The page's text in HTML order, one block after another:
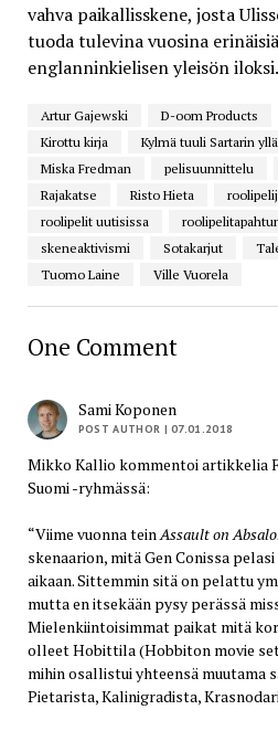
vahva paikallisskene, josta
tuoda tulevina vuosina
englanninkielisen yleisön iloksi.
Artur Gajewski D-oom Products
Kirottu kirja
Kylmä tuuli Sartarin yllä
Miska Fredman
pelisuunnittelu
Rajakatse
Risto Hieta
roolipelit uutisissa
skeneaktivismi
Sotakarjut
Tuomo Laine
Ville Vuorela
One Comment
Sami Koponen
POST AUTHOR | 07.01.2018
Mikko Kallio kommentoi artikkelia
Suomi -ryhmässä:
“Viime vuonna teinAssault on
skenaarion, mitä Gen Conissa
aikaan. Sittemmin sitä on pelattu
mutta en itsekään pysy perässä
Mielenkiintoisimmat paikat mitä
olleet Hobittila (Hobbiton movie
mihin osallistui yhteensä muutama
Pietarista, Kalinigradista,